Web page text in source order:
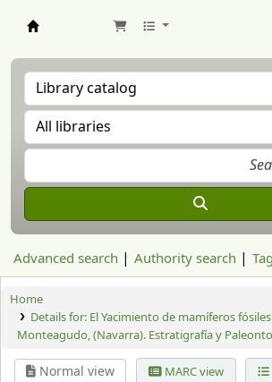
Advanced search Authority search
Home
Details for: El Yacimiento de mamíferos
Monteagudo, (Navarra). Estratigrafía y
Normal view MARC view